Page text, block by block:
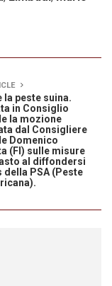
la peste suina.
in Consiglio
la mozione
dal Consigliere
Domenico
(FI) sulle misure
al diffondersi
della PSA (Peste